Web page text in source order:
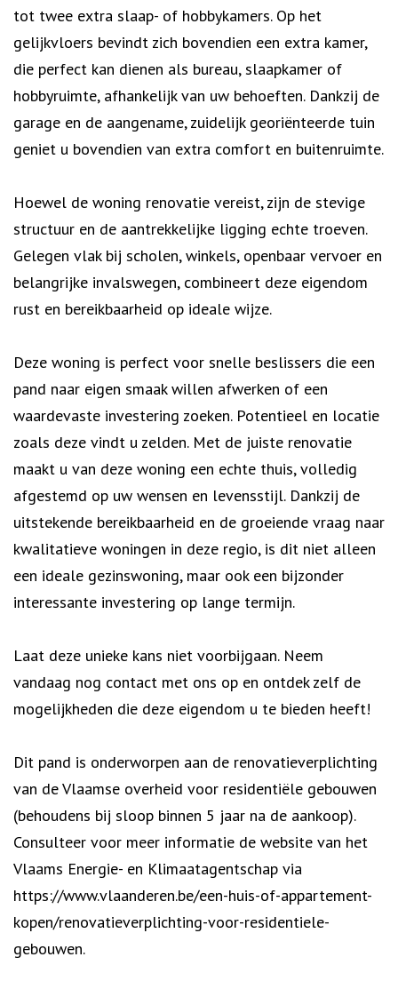
tot twee extra slaap- of hobbykamers. Op het
gelijkvloers bevindt zich bovendien een extra kamer,
die perfect kan dienen als bureau, slaapkamer of
hobbyruimte, afhankelijk van uw behoeften. Dankzij de
garage en de aangename, zuidelijk georiënteerde tuin
geniet u bovendien van extra comfort en buitenruimte.
Hoewel de woning renovatie vereist, zijn de stevige
structuur en de aantrekkelijke ligging echte troeven.
Gelegen vlak bij scholen, winkels, openbaar vervoer en
belangrijke invalswegen, combineert deze eigendom
rust en bereikbaarheid op ideale wijze.
Deze woning is perfect voor snelle beslissers die een
pand naar eigen smaak willen afwerken of een
waardevaste investering zoeken. Potentieel en locatie
zoals deze vindt u zelden. Met de juiste renovatie
maakt u van deze woning een echte thuis, volledig
afgestemd op uw wensen en levensstijl. Dankzij de
uitstekende bereikbaarheid en de groeiende vraag naar
kwalitatieve woningen in deze regio, is dit niet alleen
een ideale gezinswoning, maar ook een bijzonder
interessante investering op lange termijn.
Laat deze unieke kans niet voorbijgaan. Neem
vandaag nog contact met ons op en ontdek zelf de
mogelijkheden die deze eigendom u te bieden heeft!
Dit pand is onderworpen aan de renovatieverplichting
van de Vlaamse overheid voor residentiële gebouwen
(behoudens bij sloop binnen 5 jaar na de aankoop).
Consulteer voor meer informatie de website van het
Vlaams Energie- en Klimaatagentschap via
https://www.vlaanderen.be/een-huis-of-appartement-
kopen/renovatieverplichting-voor-residentiele-
gebouwen.